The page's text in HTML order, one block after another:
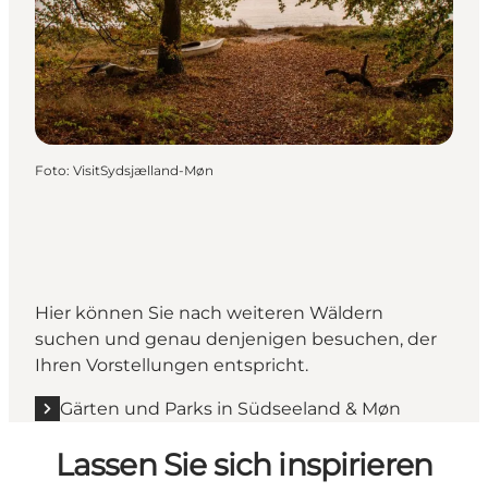
Foto: VisitSydsjælland-Møn
Hier können Sie nach weiteren Wäldern
suchen und genau denjenigen besuchen, der
Ihren Vorstellungen entspricht.
Gärten und Parks in Südseeland & Møn
Lassen Sie sich inspirieren